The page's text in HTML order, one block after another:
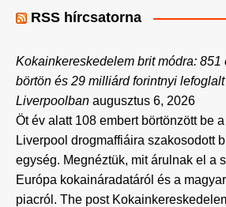
RSS hírcsatorna
Kokainkereskedelem brit módra: 851
börtön és 29 milliárd forintnyi
Liverpoolban augusztus 6, 2026
Öt év alatt 108 embert börtönzött be a
Liverpool drogmaffiáira szakosodott
egység. Megnéztük, mit árulnak el a
Európa kokaináradatáról és a magyar
piacról. The post